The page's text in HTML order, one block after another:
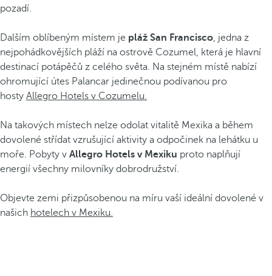
pozadí.
Dalším oblíbeným místem je pláž San Francisco, jedna z
nejpohádkovějších pláží na ostrově Cozumel, která je hlavní
destinací potápěčů z celého světa. Na stejném místě nabízí
ohromující útes Palancar jedinečnou podívanou pro
hosty Allegro Hotels v Cozumelu.
Na takových místech nelze odolat vitalitě Mexika a během
dovolené střídat vzrušující aktivity a odpočinek na lehátku u
moře. Pobyty v Allegro Hotels v Mexiku proto naplňují
energií všechny milovníky dobrodružství.
Objevte zemi přizpůsobenou na míru vaší ideální dovolené v
našich hotelech v Mexiku.